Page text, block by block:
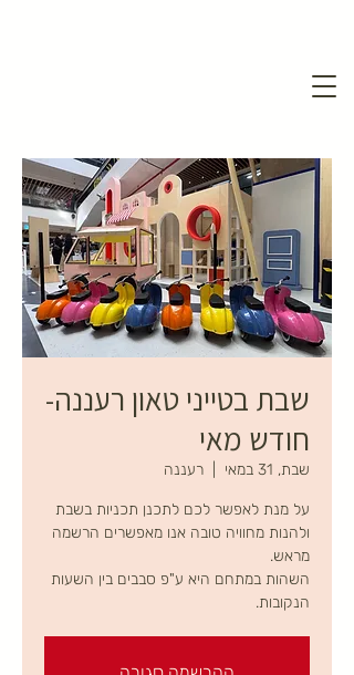
שבת בטייני טאון רעננה-
חודש מאי
שבת, 31 במאי רעננה
על מנת לאפשר לכם לתכנן תכניות בשבת
ולהנות מחוויה טובה אנו מאפשרים הרשמה
השהות במתחם היא ע"פ סבבים בין השעות
הנקובות.